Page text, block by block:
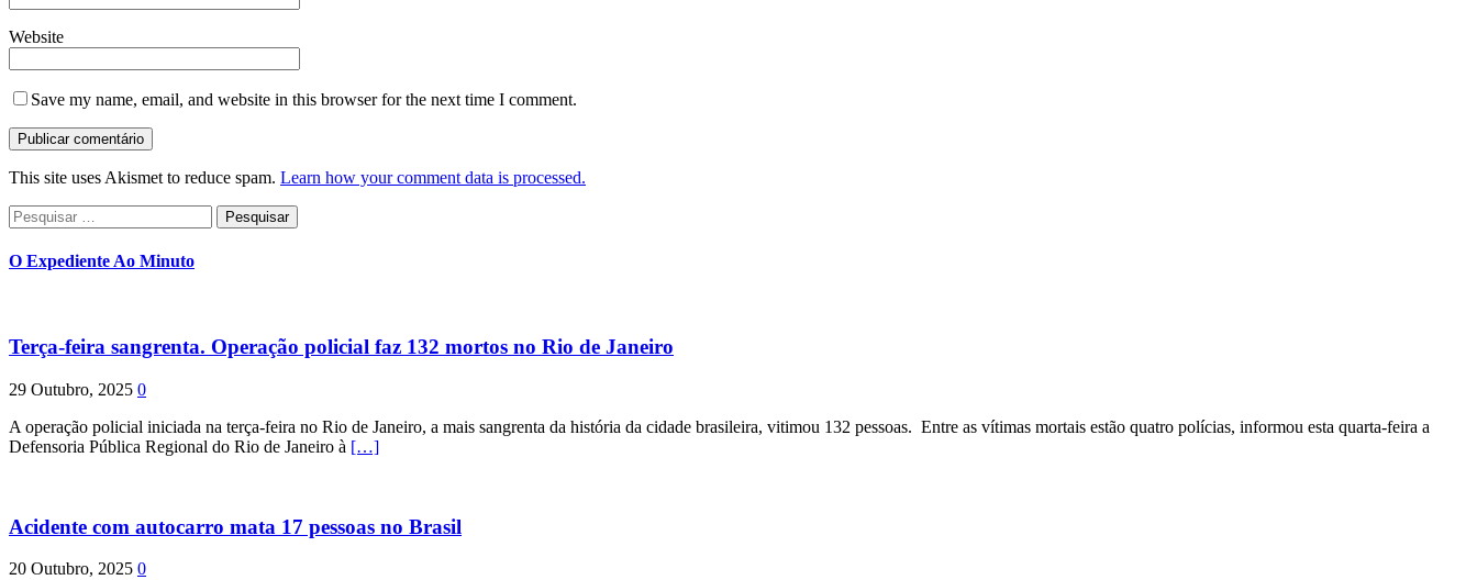
Website
Save my name, email, and website in this browser for the next time I comment.
This site uses Akismet to reduce spam. Learn how your comment data is processed.
Pesquisar
por:
O Expediente Ao Minuto
Terça-feira sangrenta. Operação policial faz 132 mortos no Rio de Janeiro
29 Outubro, 2025 0
A operação policial iniciada na terça-feira no Rio de Janeiro, a mais sangrenta da história da cidade brasileira, vitimou 132 pessoas. Entre as vítimas mortais estão quatro polícias, informou esta quarta-feira a
Defensoria Pública Regional do Rio de Janeiro à […]
Acidente com autocarro mata 17 pessoas no Brasil
20 Outubro, 2025 0